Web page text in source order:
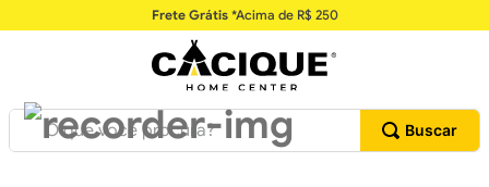
Frete Grátis*Acima de R$ 250
O que você procura?